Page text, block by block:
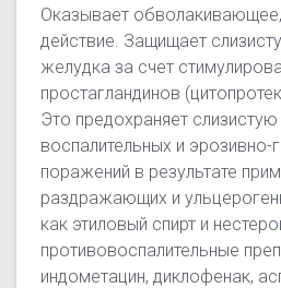
Оказывает
действие. Защищает
желудка за счет
простагландинов
Это предохраняет
воспалительных и эрозивно-
поражений в результате
раздражающих и
как этиловый спирт и
противовоспалительные
индометацин, диклофенак,